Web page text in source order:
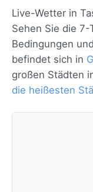
Live-Wetter in
Sehen Sie die
Bedingungen
befindet sich in
großen Städten
die heißesten